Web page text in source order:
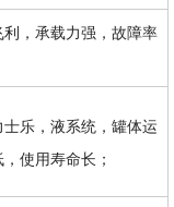
，承载力强，故障率
乐，液系统，罐体运
使用寿命长；